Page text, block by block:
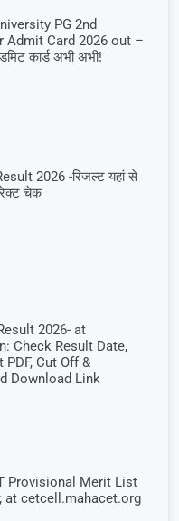
PG 2nd
Admit Card 2026 out –
कार्ड अभी अभी!
2026 -रिजल्ट यहां से
चेक
2026- at
Check Result Date,
Cut Off &
Download Link
Provisional Merit List
at cetcell.mahacet.org